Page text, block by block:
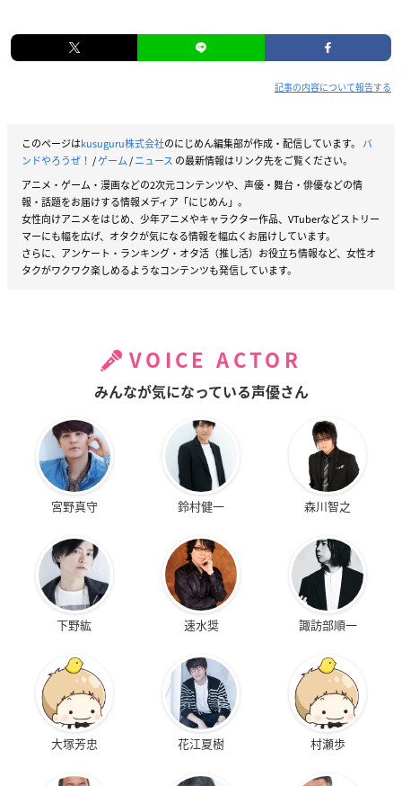
記事の内容について報告する
このページはkusuguru株式会社のにじめん編集部が作成・配信しています。 バ
ンドやろうぜ！ /ゲーム/ニュース の最新情報はリンク先をご覧ください。
アニメ・ゲーム・漫画などの2次元コンテンツや、声優・舞台・俳優などの情
報・話題をお届けする情報メディア「にじめん」。
女性向けアニメをはじめ、少年アニメやキャラクター作品、VTuberなどストリー
マーにも幅を広げ、オタクが気になる情報を幅広くお届けしています。
さらに、アンケート・ランキング・オタ活（推し活）お役立ち情報など、女性オ
タクがワクワク楽しめるようなコンテンツも発信しています。
VOICE ACTOR
みんなが気になっている声優さん
宮野真守 鈴村健一 森川智之
下野紘 速水奨 諏訪部順一
大塚芳忠 花江夏樹 村瀬歩